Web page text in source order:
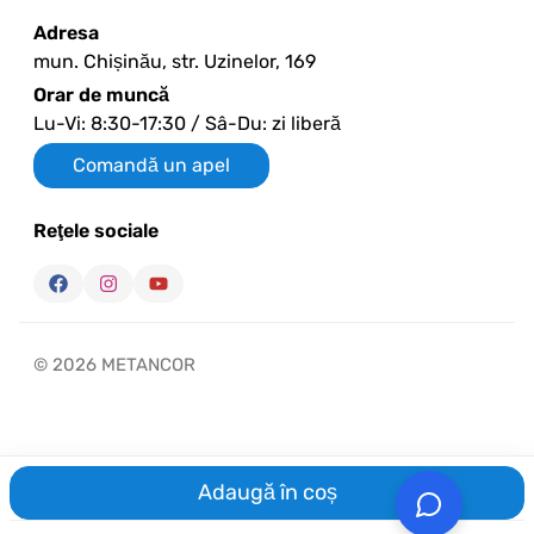
Adaugă în coș
Adresa
mun. Chișinău, str. Uzinelor, 169
Orar de muncă
Lu-Vi: 8:30-17:30 / Sâ-Du: zi liberă
Comandă un apel
Reţele sociale
© 2026 METANCOR